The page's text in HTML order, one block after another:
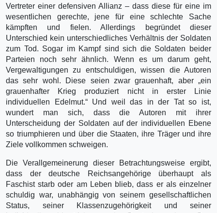
Vertreter einer defensiven Allianz – dass diese für eine im
wesentlichen gerechte, jene für eine schlechte Sache
kämpften und fielen. Allerdings begründet dieser
Unterschied kein unterschiedliches Verhältnis der Soldaten
zum Tod. Sogar im Kampf sind sich die Soldaten beider
Parteien noch sehr ähnlich. Wenn es um darum geht,
Vergewaltigungen zu entschuldigen, wissen die Autoren
das sehr wohl. Diese seien zwar grauenhaft, aber „ein
grauenhafter Krieg produziert nicht in erster Linie
individuellen Edelmut.“ Und weil das in der Tat so ist,
wundert man sich, dass die Autoren mit ihrer
Unterscheidung der Soldaten auf der individuellen Ebene
so triumphieren und über die Staaten, ihre Träger und ihre
Ziele vollkommen schweigen.
Die Verallgemeinerung dieser Betrachtungsweise ergibt,
dass der deutsche Reichsangehörige überhaupt als
Faschist starb oder am Leben blieb, dass er als einzelner
schuldig war, unabhängig von seinem gesellschaftlichen
Status, seiner Klassenzugehörigkeit und seiner